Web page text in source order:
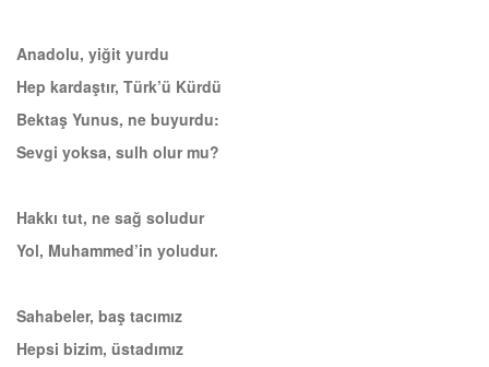
Anadolu, yiğit yurdu
Hep kardaştır, Türk’ü Kürdü
Bektaş Yunus, ne buyurdu:
Sevgi yoksa, sulh olur mu?
Hakkı tut, ne sağ soludur
Yol, Muhammed’in yoludur.
Sahabeler, baş tacımız
Hepsi bizim, üstadımız